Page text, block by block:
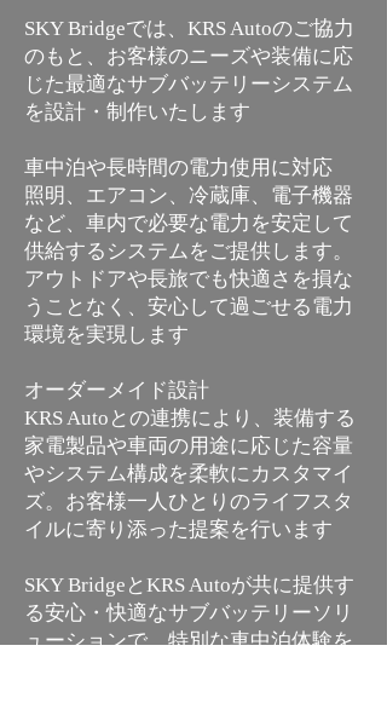
SKY Bridgeでは、KRS Autoのご協力
のもと、お客様のニーズや装備に応
じた最適なサブバッテリーシステム
を設計・制作いたします
車中泊や長時間の電力使用に対応
照明、エアコン、冷蔵庫、電子機器
など、車内で必要な電力を安定して
供給するシステムをご提供します。
アウトドアや長旅でも快適さを損な
うことなく、安心して過ごせる電力
環境を実現します
オーダーメイド設計
KRS Autoとの連携により、装備する
家電製品や車両の用途に応じた容量
やシステム構成を柔軟にカスタマイ
ズ。お客様一人ひとりのライフスタ
イルに寄り添った提案を行います
SKY BridgeとKRS Autoが共に提供す
る安心・快適なサブバッテリーソリ
ューションで、特別な車中泊体験を